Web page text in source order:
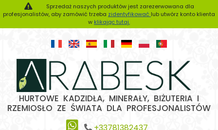
Sprzedaż naszych produktów jest zarezerwowana dla
profesjonalistów, aby zamówić trzeba zidentyfikować lub utwórz konto klienta
w klikając tutaj.
HURTOWE KADZIDŁA, MINERAŁY, BIŻUTERIA I
RZEMIOSŁO ZE ŚWIATA DLA PROFESJONALISTÓW